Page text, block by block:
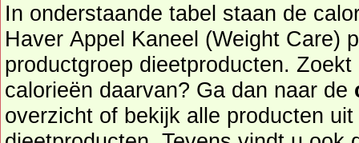
In onderstaande tabel staan de
Haver Appel Kaneel (Weight Care)
productgroep dieetproducten. Zoekt u een ander product en de
calorieën daarvan? Ga dan naar de
overzicht of bekijk alle